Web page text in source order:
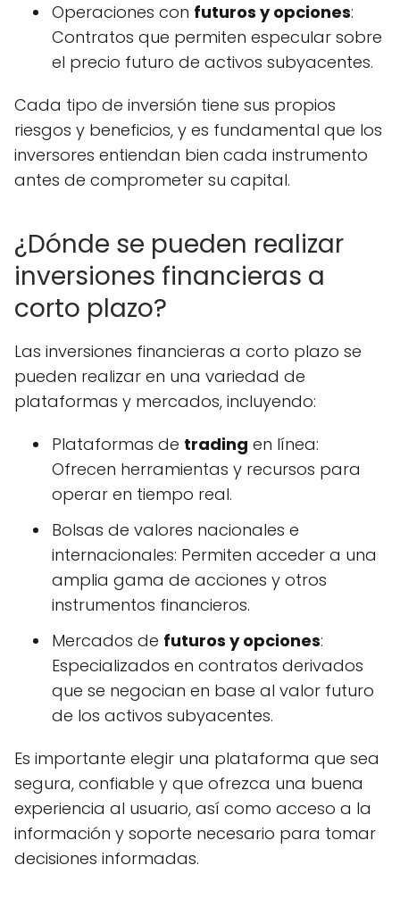
Operaciones con futuros y opciones:
Contratos que permiten especular sobre
el precio futuro de activos subyacentes.
Cada tipo de inversión tiene sus propios
riesgos y beneficios, y es fundamental que los
inversores entiendan bien cada instrumento
antes de comprometer su capital.
¿Dónde se pueden realizar
inversiones financieras a
corto plazo?
Las inversiones financieras a corto plazo se
pueden realizar en una variedad de
plataformas y mercados, incluyendo:
Plataformas de trading en línea:
Ofrecen herramientas y recursos para
operar en tiempo real.
Bolsas de valores nacionales e
internacionales: Permiten acceder a una
amplia gama de acciones y otros
instrumentos financieros.
Mercados de futuros y opciones:
Especializados en contratos derivados
que se negocian en base al valor futuro
de los activos subyacentes.
Es importante elegir una plataforma que sea
segura, confiable y que ofrezca una buena
experiencia al usuario, así como acceso a la
información y soporte necesario para tomar
decisiones informadas.